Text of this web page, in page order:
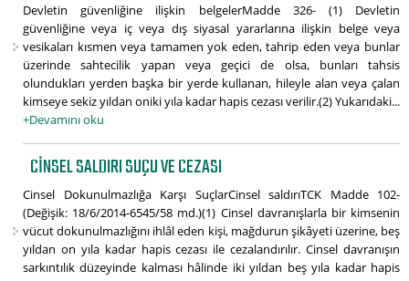
Devletin güvenliğine ilişkin belgelerMadde 326- (1) Devletin
güvenliğine veya iç veya dış siyasal yararlarına ilişkin belge veya
vesikaları kısmen veya tamamen yok eden, tahrip eden veya bunlar
üzerinde sahtecilik yapan veya geçici de olsa, bunları tahsis
olundukları yerden başka bir yerde kullanan, hileyle alan veya çalan
kimseye sekiz yıldan oniki yıla kadar hapis cezası verilir.(2) Yukarıdaki...
+Devamını oku
CINSEL SALDIRI SUÇU VE CEZASI
Cinsel Dokunulmazlığa Karşı SuçlarCinsel saldırıTCK Madde 102-
(Değişik: 18/6/2014-6545/58 md.)(1) Cinsel davranışlarla bir kimsenin
vücut dokunulmazlığını ihlâl eden kişi, mağdurun şikâyeti üzerine, beş
yıldan on yıla kadar hapis cezası ile cezalandırılır. Cinsel davranışın
sarkıntılık düzeyinde kalması hâlinde iki yıldan beş yıla kadar hapis